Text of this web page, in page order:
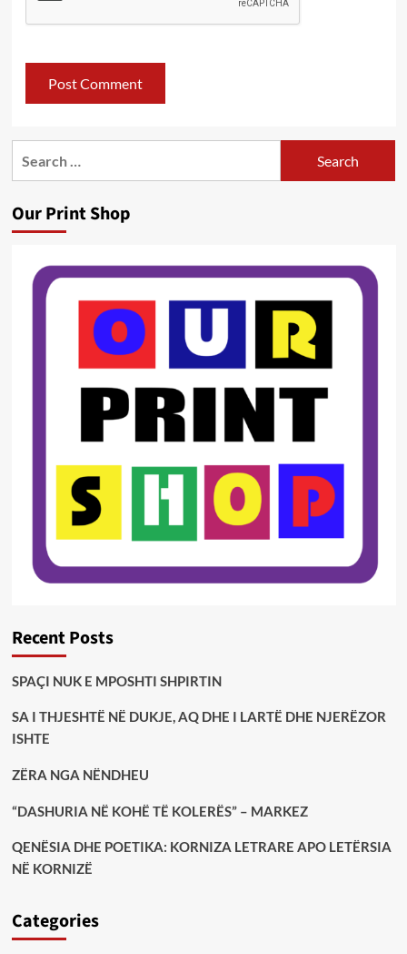
Our Print Shop
Recent Posts
SPAÇI NUK E MPOSHTI SHPIRTIN
SA I THJESHTË NË DUKJE, AQ DHE I LARTË DHE NJERËZOR
ISHTE
ZËRA NGA NËNDHEU
“DASHURIA NË KOHË TË KOLERËS” – MARKEZ
QENËSIA DHE POETIKA: KORNIZA LETRARE APO LETËRSIA
NË KORNIZË
Categories